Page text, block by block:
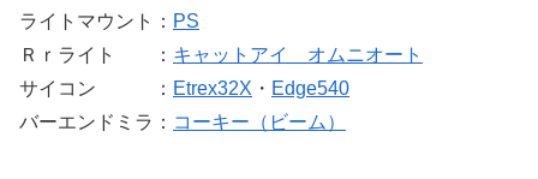
ライトマウント： PS
Ｒｒライト ： キャットアイ オムニオート
サイコン ： Etrex32X ・ Edge540
バーエンドミラ： コーキー（ビーム）